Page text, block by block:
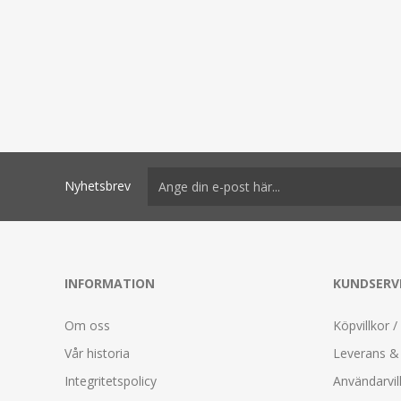
Nyhetsbrev
INFORMATION
Om oss
Vår historia
Integritetspolicy
Köpvillkor
Leverans